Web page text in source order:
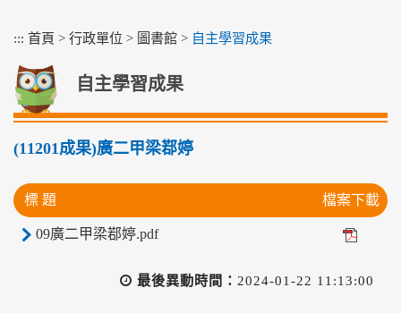
::: 首頁 > 行政單位 > 圖書館 > 自主學習成果
自主學習成果
(11201成果)廣二甲梁鄀婷
標 題 檔案下載
09廣二甲梁鄀婷.pdf
最後異動時間： 2024-01-22 11:13:00